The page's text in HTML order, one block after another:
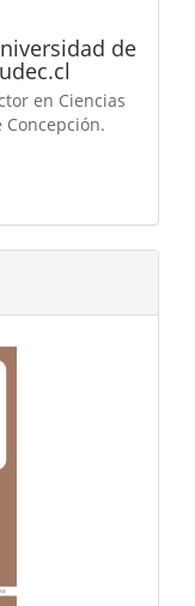
de
en Ciencias